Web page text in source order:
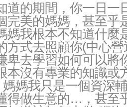
道的期間，你一日
完美的媽媽，甚至乎
媽我根本不知道什麼
方式去照顧你(中心
卑去學習如何可以將
本沒有專業的知識或
媽我只是一個資深
得做生意的…，甚至